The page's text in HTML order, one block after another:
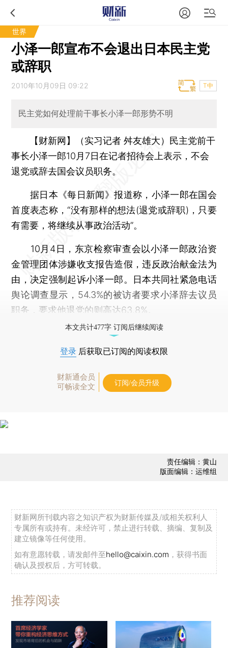
世界
小泽一郎宣布不会退出日本民主党
或辞职
2010年10月09日 09:22 T中
民主党如何处理前干事长小泽一郎形势不明
【财新网】（实习记者 舛友雄大） 民主党前干
事长小泽一郎10月7日在记者招待会上表示，不会
退党或辞去国会议员职务。
据日本《每日新闻》报道称，小泽一郎在国会
首度表态称，“没有那样的想法(退党或辞职)，只要
有需要，将继续从事政治活动”。
10月4日，东京检察审查会以小泽一郎政治资
金管理团体涉嫌收支报告造假，违反政治献金法为
由，决定强制起诉小泽一郎。日本共同社紧急电话
舆论调查显示，54.3%的被访者要求小泽辞去议员
职务，要求他退党的则高达63.8%。
本文共计477字 订阅后继续阅读
登录 后获取已订阅的阅读权限
财新通会员
可畅读全文
订阅/会员升级
责任编辑：黄山
版面编辑：运维组
财新网所刊载内容之知识产权为财新传媒及/或相关权利人
专属所有或持有。未经许可，禁止进行转载、摘编、复制及
建立镜像等任何使用。
如有意愿转载，请发邮件至hello@caixin.com ，获得书面
确认及授权后，方可转载。
推荐阅读